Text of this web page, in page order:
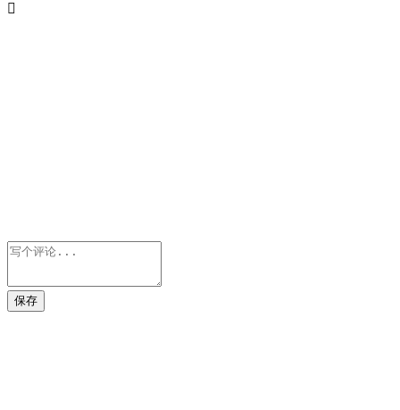

保存